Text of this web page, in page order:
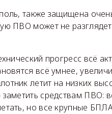
также защищена
ПВО может не
прогресс всё
всё умнее,
летит на низких
средствам ПВО:
но все крупные